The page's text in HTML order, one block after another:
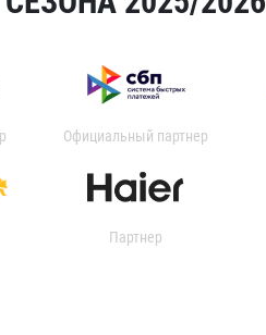
Официальный партнер
Партнер